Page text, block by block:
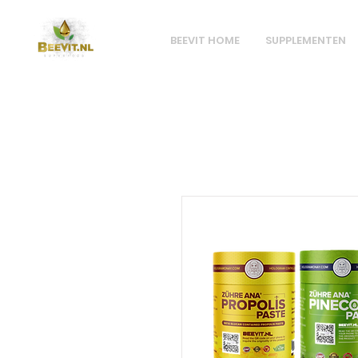
BEEVIT HOME SUPPLEMENTEN